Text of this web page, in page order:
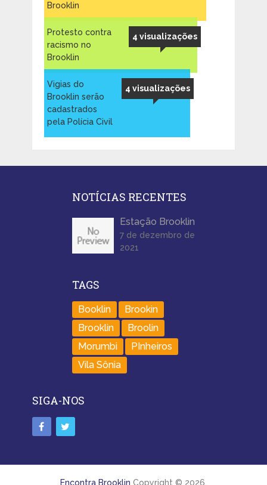
Brooklin
4 visualizações
Protesto contra
racismo no
Brooklin
4 visualizações
Vigias do
Brooklin serão
cadastrados
pela Polícia Civil
NOTÍCIAS RECENTES
Estação Brooklin
7 de dezembro de
2021
TAGS
Booklin
Brookin
Brooklin
Broolin
Morumbi
PInheiros
Vila Sônia
SIGA-NOS
Encontra Brooklin Copyright © 2026.